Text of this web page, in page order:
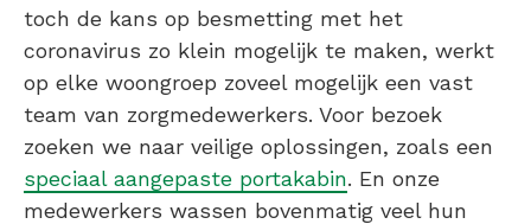
toch de kans op besmetting met het
coronavirus zo klein mogelijk te maken, werkt
op elke woongroep zoveel mogelijk een vast
team van zorgmedewerkers. Voor bezoek
zoeken we naar veilige oplossingen, zoals een
speciaal aangepaste portakabin. En onze
medewerkers wassen bovenmatig veel hun